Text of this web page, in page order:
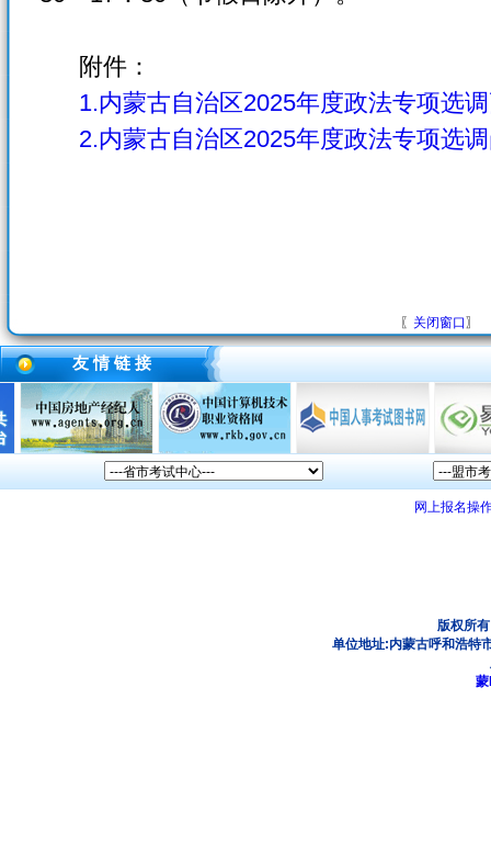
附件：
1.内蒙古自治区2025年度政法专项选
2.内蒙古自治区2025年度政法专项选
〖 关闭窗口 〗
友 情 链 接
网上报名操
版权所
单位地址:内蒙古呼和浩特